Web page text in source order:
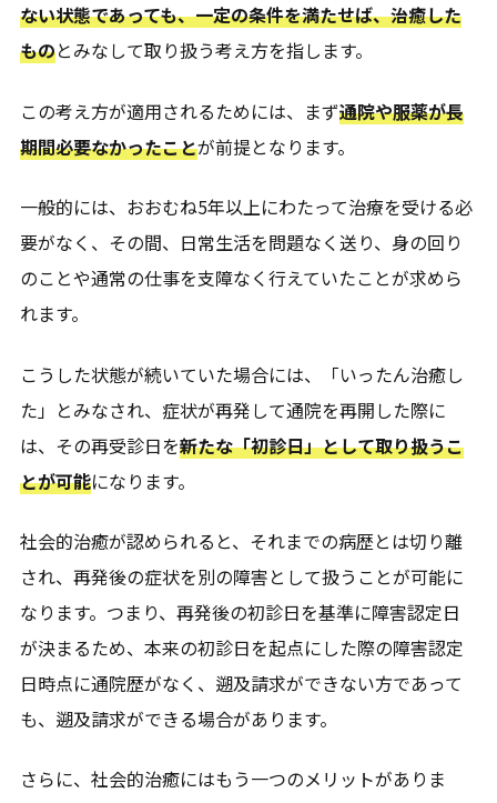
ない状態であっても、一定の条件を満たせば、治癒した
ものとみなして取り扱う考え方を指します。
この考え方が適用されるためには、まず通院や服薬が長
期間必要なかったことが前提となります。
一般的には、おおむね5年以上にわたって治療を受ける必
要がなく、その間、日常生活を問題なく送り、身の回り
のことや通常の仕事を支障なく行えていたことが求めら
れます。
こうした状態が続いていた場合には、「いったん治癒し
た」とみなされ、症状が再発して通院を再開した際に
は、その再受診日を新たな「初診日」として取り扱うこ
とが可能になります。
社会的治癒が認められると、それまでの病歴とは切り離
され、再発後の症状を別の障害として扱うことが可能に
なります。つまり、再発後の初診日を基準に障害認定日
が決まるため、本来の初診日を起点にした際の障害認定
日時点に通院歴がなく、遡及請求ができない方であって
も、遡及請求ができる場合があります。
さらに、社会的治癒にはもう一つのメリットがありま